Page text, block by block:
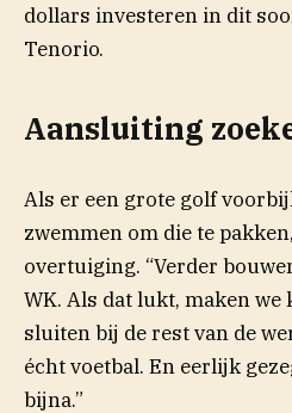
dollars investeren in dit
Tenorio.
Aansluiting
Als er een grote golf
zwemmen om die te
overtuiging. “Verder
WK. Als dat lukt, maken we
sluiten bij de rest van de
écht voetbal. En eerlijk
bijna.”